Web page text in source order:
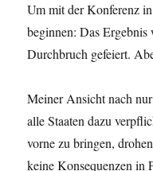
Um mit der Konferenz
beginnen: Das
Durchbruch gefeiert.
Meiner Ansicht nach
alle Staaten dazu
vorne zu bringen,
keine Konsequenzen in